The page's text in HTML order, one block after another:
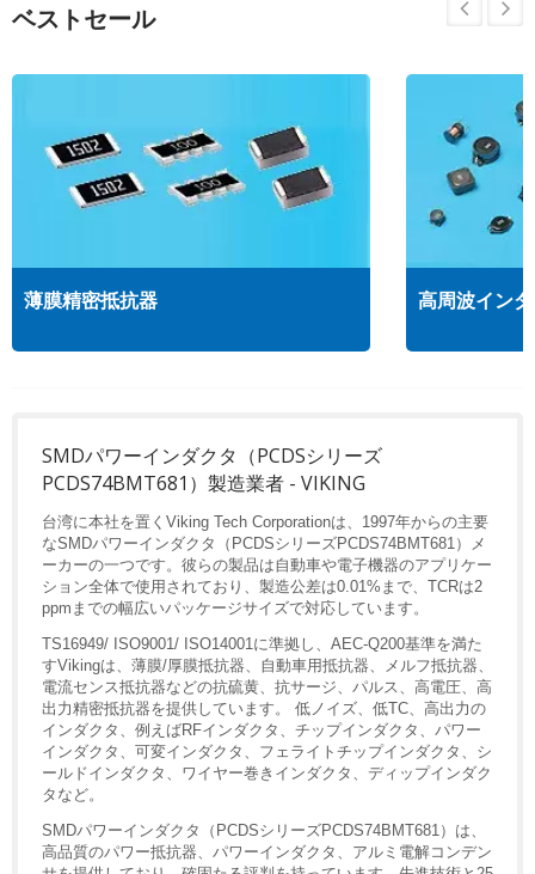
ベストセール
薄膜精密抵抗器 高周波イン
SMDパワーインダクタ（PCDSシリーズ
PCDS74BMT681）製造業者 - VIKING
台湾に本社を置くViking Tech Corporationは、1997年からの主要
なSMDパワーインダクタ（PCDSシリーズPCDS74BMT681）メ
ーカーの一つです。彼らの製品は自動車や電子機器のアプリケー
ション全体で使用されており、製造公差は0.01%まで、TCRは2
ppmまでの幅広いパッケージサイズで対応しています。
TS16949/ ISO9001/ ISO14001に準拠し、AEC-Q200基準を満た
すVikingは、薄膜/厚膜抵抗器、自動車用抵抗器、メルフ抵抗器、
電流センス抵抗器などの抗硫黄、抗サージ、パルス、高電圧、高
出力精密抵抗器を提供しています。 低ノイズ、低TC、高出力の
インダクタ、例えばRFインダクタ、チップインダクタ、パワー
インダクタ、可変インダクタ、フェライトチップインダクタ、シ
ールドインダクタ、ワイヤー巻きインダクタ、ディップインダク
タなど。
SMDパワーインダクタ（PCDSシリーズPCDS74BMT681）は、
高品質のパワー抵抗器、パワーインダクタ、アルミ電解コンデン